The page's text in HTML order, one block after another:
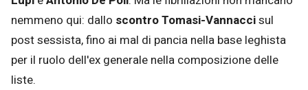
nemmeno qui: dallo scontro Tomasi-Vannaccisul
post sessista, fino ai mal di pancia nella base leghista
per il ruolo dell'ex generale nella composizione delle
liste.